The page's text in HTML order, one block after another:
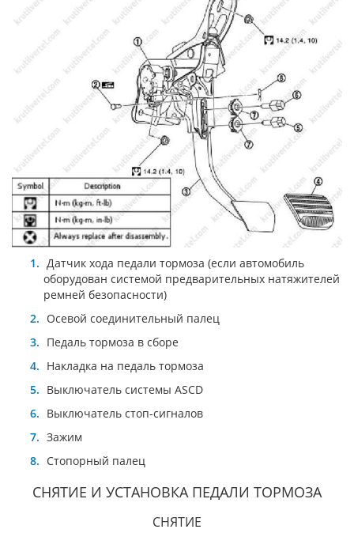
Датчик хода педали тормоза (если автомобиль
оборудован системой предварительных натяжителей
ремней безопасности)
Осевой соединительный палец
Педаль тормоза в сборе
Накладка на педаль тормоза
Выключатель системы ASCD
Выключатель стоп-сигналов
Зажим
Стопорный палец
СНЯТИЕ И УСТАНОВКА ПЕДАЛИ ТОРМОЗА
СНЯТИЕ